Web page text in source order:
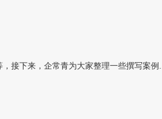
接下来，企常青为大家整理一些撰写案例...